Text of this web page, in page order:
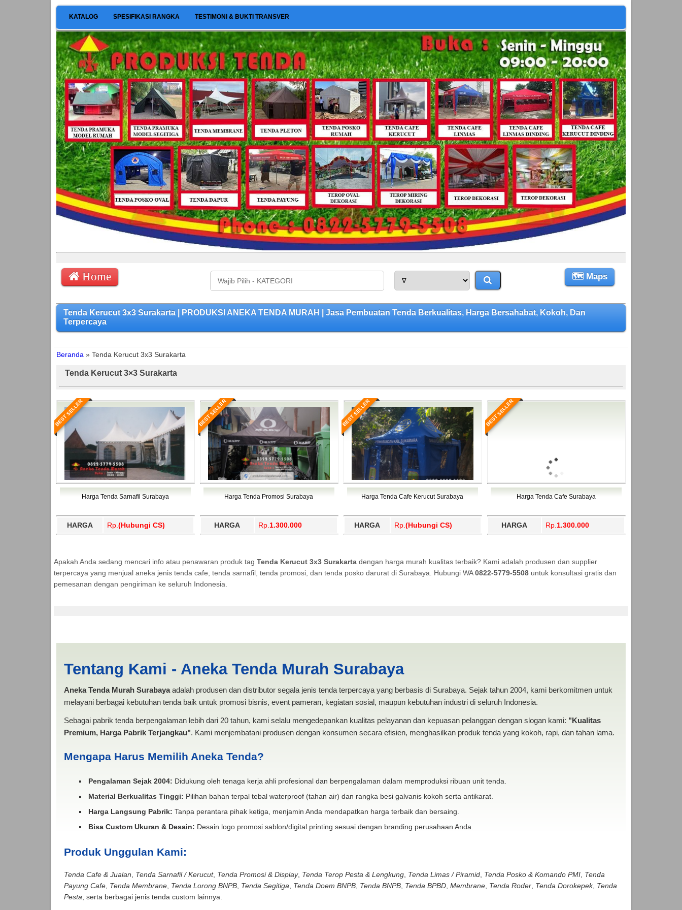
KATALOG SPESIFIKASI RANGKA TESTIMONI & BUKTI TRANSVER
Home 🗺 Maps
Tenda Kerucut 3x3 Surakarta | PRODUKSI ANEKA TENDA MURAH | Jasa Pembuatan Tenda Berkualitas, Harga Bersahabat, Kokoh, Dan
Terpercaya
Beranda » Tenda Kerucut 3x3 Surakarta
Tenda Kerucut 3×3 Surakarta
BEST SELLER
Harga Tenda Sarnafil Surabaya
HARGA Rp. (Hubungi CS)
BEST SELLER
Harga Tenda Promosi Surabaya
HARGA Rp. 1.300.000
BEST SELLER
Harga Tenda Cafe Kerucut Surabaya
HARGA Rp. (Hubungi CS)
BEST SELLER
Harga Tenda Cafe Surabaya
HARGA Rp. 1.300.000
Apakah Anda sedang mencari info atau penawaran produk tag Tenda Kerucut 3x3 Surakartadengan harga murah kualitas terbaik? Kami adalah produsen dan supplier
terpercaya yang menjual aneka jenis tenda cafe, tenda sarnafil, tenda promosi, dan tenda posko darurat di Surabaya. Hubungi WA0822-5779-5508untuk konsultasi gratis dan
pemesanan dengan pengiriman ke seluruh Indonesia.
Tentang Kami - Aneka Tenda Murah Surabaya
Aneka Tenda Murah Surabayaadalah produsen dan distributor segala jenis tenda terpercaya yang berbasis di Surabaya. Sejak tahun 2004, kami berkomitmen untuk
melayani berbagai kebutuhan tenda baik untuk promosi bisnis, event pameran, kegiatan sosial, maupun kebutuhan industri di seluruh Indonesia.
Sebagai pabrik tenda berpengalaman lebih dari 20 tahun, kami selalu mengedepankan kualitas pelayanan dan kepuasan pelanggan dengan slogan kami: "Kualitas
Premium, Harga Pabrik Terjangkau". Kami menjembatani produsen dengan konsumen secara efisien, menghasilkan produk tenda yang kokoh, rapi, dan tahan lama.
Mengapa Harus Memilih Aneka Tenda?
Pengalaman Sejak 2004: Didukung oleh tenaga kerja ahli profesional dan berpengalaman dalam memproduksi ribuan unit tenda.
Material Berkualitas Tinggi: Pilihan bahan terpal tebal waterproof (tahan air) dan rangka besi galvanis kokoh serta antikarat.
Harga Langsung Pabrik: Tanpa perantara pihak ketiga, menjamin Anda mendapatkan harga terbaik dan bersaing.
Bisa Custom Ukuran & Desain: Desain logo promosi sablon/digital printing sesuai dengan branding perusahaan Anda.
Produk Unggulan Kami:
Tenda Cafe & Jualan Tenda Sarnafil / Kerucut, Tenda Promosi & Display, Tenda Terop Pesta & Lengkung, Tenda Limas / Piramid, Tenda Posko & Komando PMI, Tenda
Payung Cafe, Tenda Membrane, Tenda Lorong BNPB, Tenda Segitiga Tenda Doem BNPB, Tenda BNPB, Tenda BPBD, Membrane, Tenda Roder, Tenda Dorokepek, Tenda
Pesta , serta berbagai jenis tenda custom lainnya.